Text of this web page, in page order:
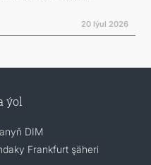
20 Iýul 2026
ýol
DIM
Frankfurt şäheri